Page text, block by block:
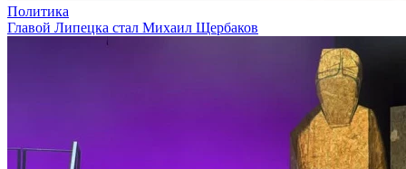
Политика
Главой Липецка стал Михаил Щербаков